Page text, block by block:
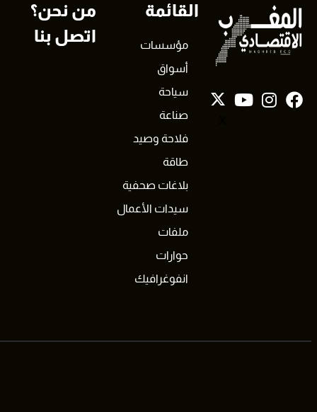
القائمة
مؤسسات
أسواق
سياحة
صناعة
فلاحة وصيد
طاقة
بلاغات صحفية
سيدات الأعمال
ملفات
حوارات
انفوغرافيك
من نحن؟
اتصل بنا